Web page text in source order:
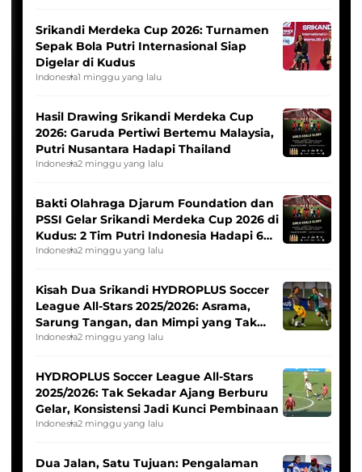
Srikandi Merdeka Cup 2026: Turnamen
Sepak Bola Putri Internasional Siap
Digelar di Kudus
Indonesia1 minggu yang lalu
Hasil Drawing Srikandi Merdeka Cup
2026: Garuda Pertiwi Bertemu Malaysia,
Putri Nusantara Hadapi Thailand
Indonesia2 minggu yang lalu
Bakti Olahraga Djarum Foundation dan
PSSI Gelar Srikandi Merdeka Cup 2026 di
Kudus: 2 Tim Putri Indonesia Hadapi 6
Tim Asia
Indonesia2 minggu yang lalu
Kisah Dua Srikandi HYDROPLUS Soccer
League All-Stars 2025/2026: Asrama,
Sarung Tangan, dan Mimpi yang Tak
Pernah Padam
Indonesia2 minggu yang lalu
HYDROPLUS Soccer League All-Stars
2025/2026: Tak Sekadar Ajang Berburu
Gelar, Konsistensi Jadi Kunci Pembinaan
Indonesia2 minggu yang lalu
Dua Jalan, Satu Tujuan: Pengalaman